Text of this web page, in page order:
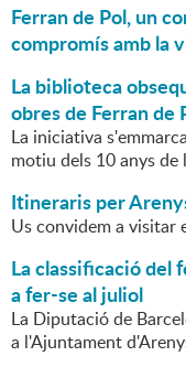
Ferran de Pol, un
compromís amb la
La biblioteca
obres de Ferran de
La iniciativa
motiu dels 10 anys
Itineraris per
Us convidem a visitar
La classificació del
a fer-se al juliol
La Diputació de
a l'Ajuntament